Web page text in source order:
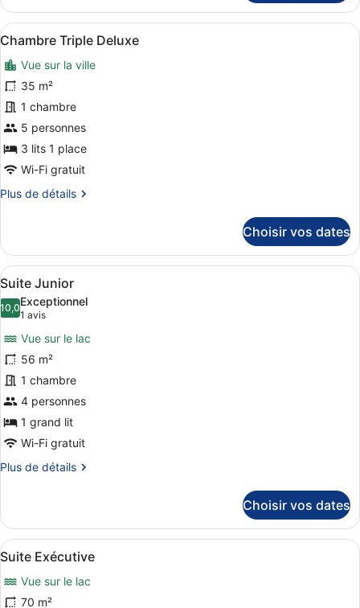
lits
jumeaux
le
type
de
Chambre
Deluxe
avec
lits
jumeaux
Afficher
toutes
les
photos
pour
ce
type
de
chambre :
Chambre
Une chambre d’hôtel avec trois
8
Chambre Triple Deluxe
Vue sur la ville
35 m²
1 chambre
5 personnes
3 lits 1 place
Wi-Fi gratuit
Plus de détails
Plus
le
type
de
chambre
Chambre
Triple
Deluxe
Choisir vos dates
Afficher
toutes
les
photos
pour
ce
type
de
chambre :
Suite
Junior
Une chambre d’hôtel moderne,
9
Suite Junior
10,010,0 sur 10
Exceptionnel
1 avis
(1 avis)
Vue sur le lac
56 m²
1 chambre
4 personnes
1 grand lit
Wi-Fi gratuit
Plus de détails
Plus
le
type
de
Suite
Junior
Choisir vos dates
Afficher
toutes
les
photos
Une chambre d’hôtel moderne
7
Suite Exécutive
Vue sur le lac
70 m²